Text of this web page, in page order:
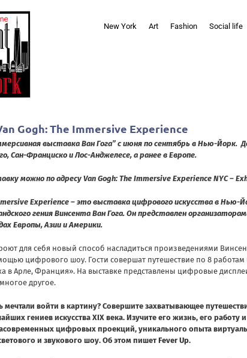
New York Art Fashion Social life
Gogh: The Immersive Experience
выставка Ван Гога” с июня по сентябрь в Нью-Йорк.
Сан-Франциско и Лос-Анджелесе, а ранее в Европе.
можно по адресу Van Gogh: The Immersive Experience NYC –
Experience – это выставка цифрового искусства в Нью-
гения Винсента Ван Гога. Он представлен
Европы, Азии и Америки.
для себя новый способ насладиться произведениями
цифрового шоу. Гости совершат путешествие по 8
в Арле, Франция». На выставке представлены цифровые
другое.
мечтали войти в картину? Совершите захватывающее
гениев искусства XIX века. Изучите его жизнь, его работу
цифровых проекций, уникального опыта
и звукового шоу. Об этом пишетFever Up.